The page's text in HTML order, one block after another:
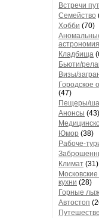
Встречи
Семейство
Хобби (70)
Кладбища
Бьюти/
Визы/
Городское
(47)
Пещеры/
Анонсы (43)
Юмор (38)
Рабоче-
Климат (31)
кухни (28)
Горные
Автостоп